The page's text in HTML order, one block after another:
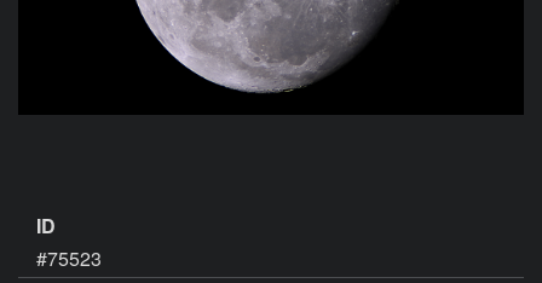
ID
#75523